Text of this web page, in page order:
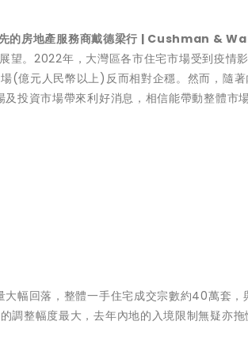
的房地產服務商戴德梁行 | Cushman &
。2022年，大灣區各市住宅市場受到疫情
(億元人民幣以上)反而相對企穩。然而，隨
投資市場帶來利好消息，相信能帶動整體市
幅回落，整體一手住宅成交宗數約40萬套，
整幅度最大，去年內地的入境限制無疑亦拖